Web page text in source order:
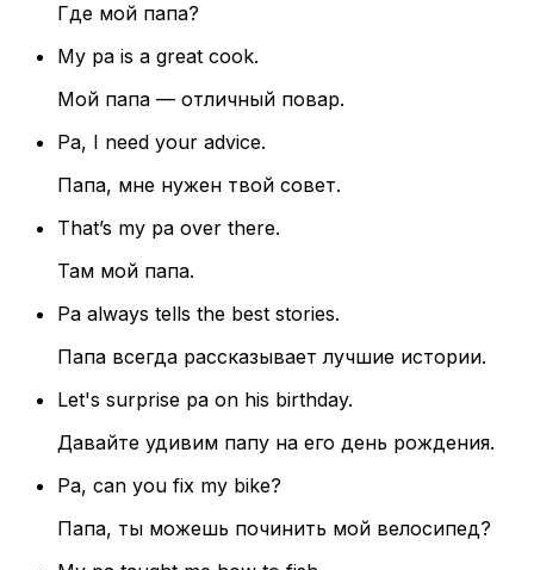
Где мой папа?
My pa is a great cook.
Мой папа — отличный повар.
Pa, I need your advice.
Папа, мне нужен твой совет.
That’s my pa over there.
Там мой папа.
Pa always tells the best stories.
Папа всегда рассказывает лучшие истории.
Let's surprise pa on his birthday.
Давайте удивим папу на его день рождения.
Pa, can you fix my bike?
Папа, ты можешь починить мой велосипед?